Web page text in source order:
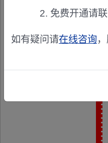
免费开通请
如有疑问请在线咨询